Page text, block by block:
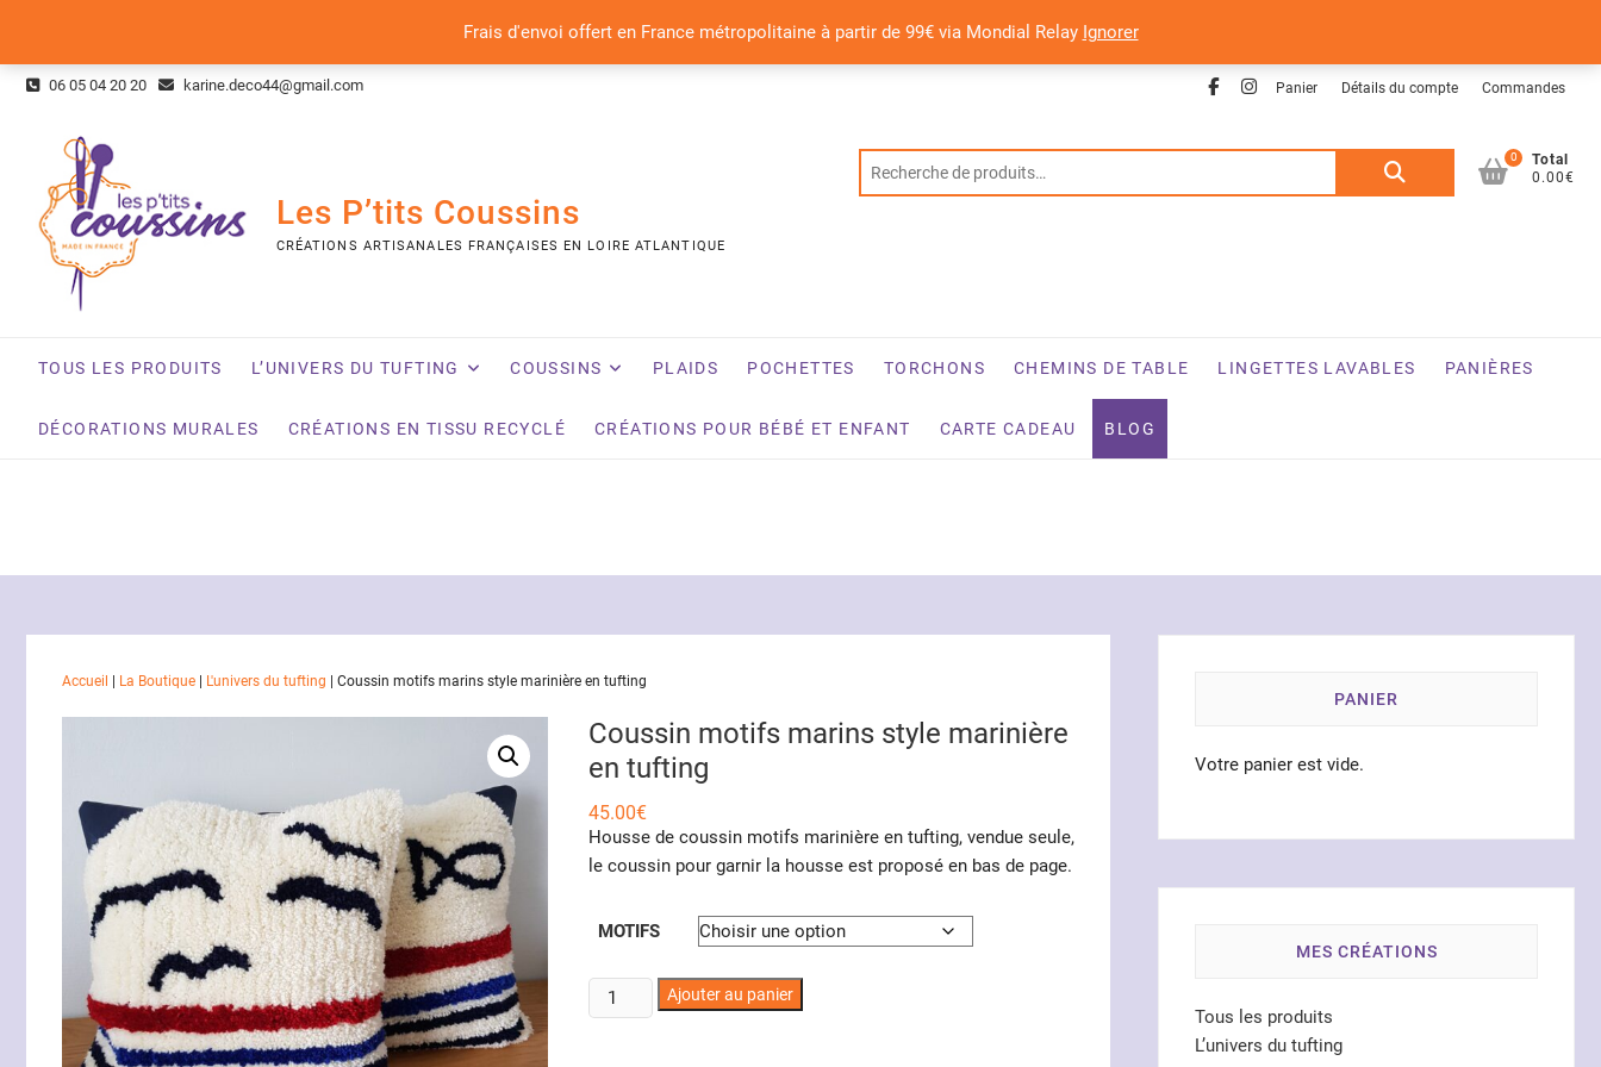
Frais d'envoi offert en France métropolitaine à partir de 99€ via Mondial Relay Ignorer
Skip
06 05 04 20 20 karine.deco44@gmail.com Facebook
Instagram
Panier Détails du compte Commandes
Les P’tits Coussins
CRÉATIONS ARTISANALES FRANÇAISES EN LOIRE ATLANTIQUE
Recherche
0
Total
0.00€
TOUS LES PRODUITS L’UNIVERS DU TUFTING COUSSINS PLAIDS POCHETTES TORCHONS CHEMINS DE TABLE LINGETTES LAVABLES PANIÈRES
DÉCORATIONS MURALES CRÉATIONS EN TISSU RECYCLÉ CRÉATIONS POUR BÉBÉ ET ENFANT CARTE CADEAU BLOG
Accueil La Boutique L'univers du tufting Coussin motifs marins style marinière en tufting
Coussin motifs marins style marinière
en tufting
45.00€
Housse de coussin motifs marinière en tufting, vendue seule,
le coussin pour garnir la housse est proposé en bas de page.
MOTIFS
quantité
de
Ajouter au panier
PANIER
Votre panier est vide.
MES CRÉATIONS
Tous les produits
L’univers du tufting